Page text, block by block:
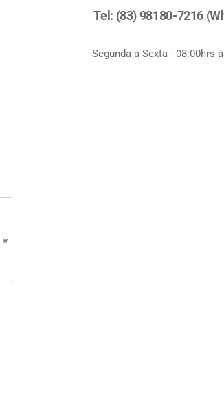
*
Tel: (83) 98180-7216
Segunda á Sexta - 08:00hrs